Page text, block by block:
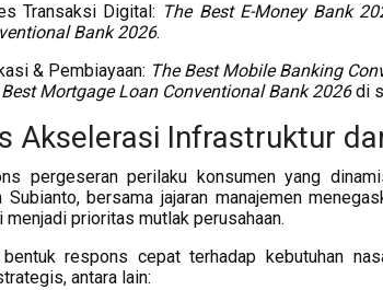
Transaksi Digital: The Best E-Money Bank
Bank 2026.
& Pembiayaan: The Best Mobile Banking
Mortgage Loan Conventional Bank 2026di
Akselerasi Infrastruktur
pergeseran perilaku konsumen yang
Subianto, bersama jajaran manajemen
menjadi prioritas mutlak perusahaan.
respons cepat terhadap kebutuhan
antara lain: